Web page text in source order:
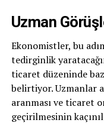
Uzman
Ekonomistler, bu
tedirginlik
ticaret düzeninde
belirtiyor. Uzmanlar
aranması ve ticaret
geçirilmesinin